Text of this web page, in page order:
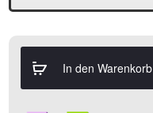
In den Warenkorb